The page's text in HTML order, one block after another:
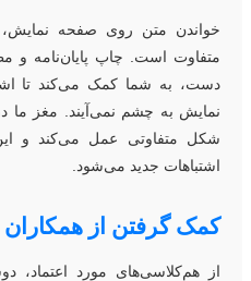
متن روی صفحه نمایش، با
است. چاپ پایان‌نامه و
به شما کمک می‌کند تا
به چشم نمی‌آیند. مغز ما در
متفاوتی عمل می‌کند و این
جدید می‌شود.
گرفتن از همکاران و
هم‌کلاسی‌های مورد اعتماد، دوستان